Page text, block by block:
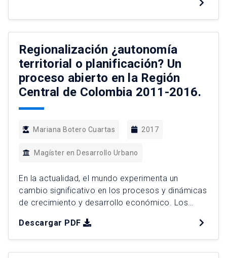
relevar de qué manera la infraestructura vial
impacta y transforma las dinámicas del espacio
urbano. Lo anterior ya que […]
Regionalización ¿autonomía
territorial o planificación? Un
proceso abierto en la Región
Central de Colombia 2011-2016.
Mariana Botero Cuartas 2017
Magíster en Desarrollo Urbano
En la actualidad, el mundo experimenta un
cambio significativo en los procesos y dinámicas
de crecimiento y desarrollo económico. Los
protagonistas en materia de competitividad y
mejoramiento de las condiciones de vida de la
población para dar paso a las ciudades y
Descargar PDF